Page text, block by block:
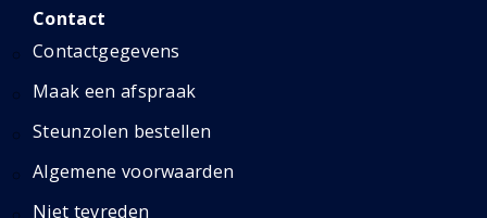
Contact
Contactgegevens
Maak een afspraak
Steunzolen bestellen
Algemene voorwaarden
Niet tevreden